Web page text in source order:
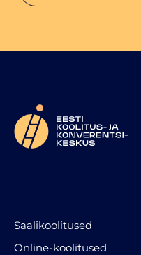
Saalikoolitused
Online-koolitused